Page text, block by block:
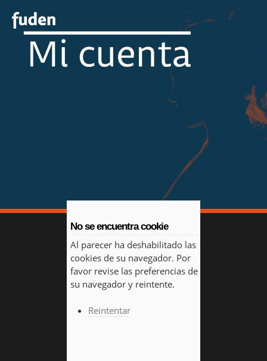
No se encuentra cookie
Al parecer ha deshabilitado las
cookies de su navegador. Por
favor revise las preferencias de
su navegador y reintente.
Reintentar